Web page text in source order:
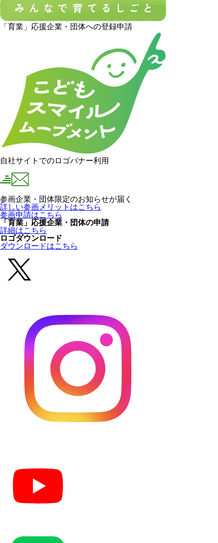
「育業」応援企業・団体への登録申請
自社サイトでのロゴバナー利用
参画企業・団体限定のお知らせが届く
詳しい参画メリットはこちら
参画申請はこちら
「育業」応援企業・団体の申請
詳細はこちら
ロゴダウンロード
ダウンロードはこちら